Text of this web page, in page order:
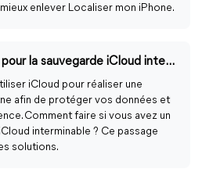
enlever Localiser mon iPhone.
7 Solutions disponibles pour la sauvegarde iCloud interminable
iCloud pour réaliser une
afin de protéger vos données et
Comment faire si vous avez un
interminable ? Ce passage
solutions.